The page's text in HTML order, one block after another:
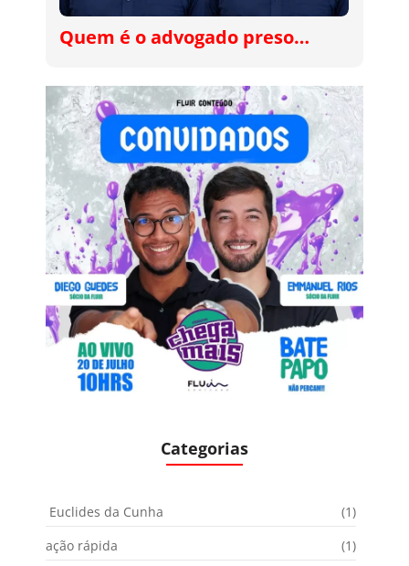
Quem é o advogado preso…
Categorias
Euclides da Cunha
(1)
ação rápida
(1)